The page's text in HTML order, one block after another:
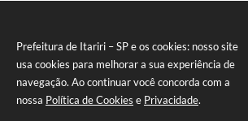
Prefeitura de Itariri – SP e os cookies: nosso site
usa cookies para melhorar a sua experiência de
navegação. Ao continuar você concorda com a
nossa Política de Cookies e Privacidade.